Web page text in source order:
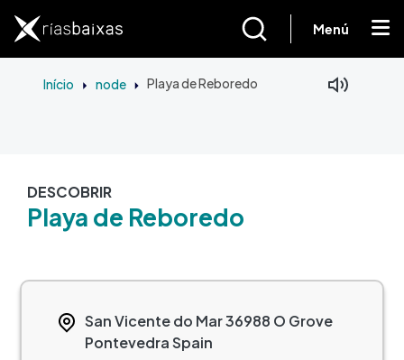
Menú
Início node Playa de Reboredo
DESCOBRIR
Playa de Reboredo
San Vicente do Mar36988 O Grove
PontevedraSpain